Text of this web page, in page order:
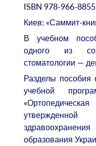
ISBN 978-966-
Киев: «Саммит-
В учебном
одного из
стоматологии —
Разделы пособия
учебной
образования